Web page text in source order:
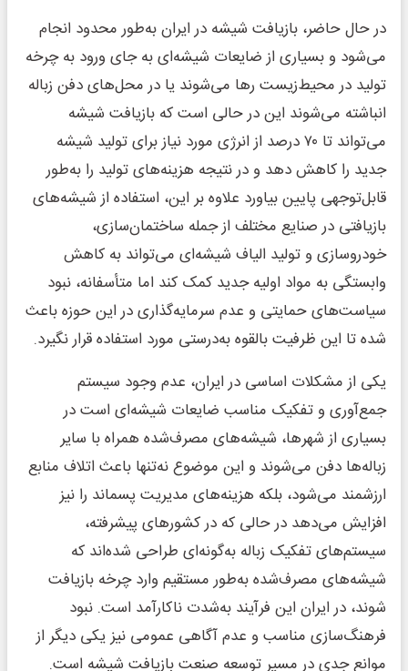
در حال حاضر، بازیافت شیشه در ایران به‌طور محدود انجام
می‌شود و بسیاری از ضایعات شیشه‌ای به جای ورود به چرخه
تولید در محیط‌زیست رها می‌شوند یا در محل‌های دفن زباله
انباشته می‌شوند این در حالی است که بازیافت شیشه
می‌تواند تا ۷۰ درصد از انرژی مورد نیاز برای تولید شیشه
جدید را کاهش دهد و در نتیجه هزینه‌های تولید را به‌طور
قابل‌توجهی پایین بیاورد علاوه بر این، استفاده از شیشه‌های
بازیافتی در صنایع مختلف از جمله ساختمان‌سازی،
خودروسازی و تولید الیاف شیشه‌ای می‌تواند به کاهش
وابستگی به مواد اولیه جدید کمک کند اما متأسفانه، نبود
سیاست‌های حمایتی و عدم سرمایه‌گذاری در این حوزه باعث
شده تا این ظرفیت بالقوه به‌درستی مورد استفاده قرار نگیرد.
یکی از مشکلات اساسی در ایران، عدم وجود سیستم
جمع‌آوری و تفکیک مناسب ضایعات شیشه‌ای است در
بسیاری از شهرها، شیشه‌های مصرف‌شده همراه با سایر
زباله‌ها دفن می‌شوند و این موضوع نه‌تنها باعث اتلاف منابع
ارزشمند می‌شود، بلکه هزینه‌های مدیریت پسماند را نیز
افزایش می‌دهد در حالی که در کشورهای پیشرفته،
سیستم‌های تفکیک زباله به‌گونه‌ای طراحی شده‌اند که
شیشه‌های مصرف‌شده به‌طور مستقیم وارد چرخه بازیافت
شوند، در ایران این فرآیند به‌شدت ناکارآمد است. نبود
فرهنگ‌سازی مناسب و عدم آگاهی عمومی نیز یکی دیگر از
موانع جدی در مسیر توسعه صنعت بازیافت شیشه است.